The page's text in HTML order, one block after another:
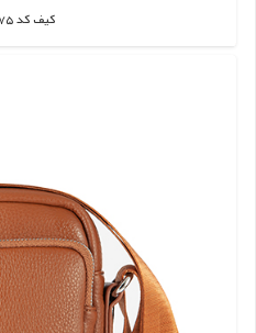
کیف کد 175-20
اطلاعات